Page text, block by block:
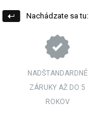
Nachádzate sa tu:
NADŠTANDARDNÉ
ZÁRUKY AŽ DO 5
ROKOV